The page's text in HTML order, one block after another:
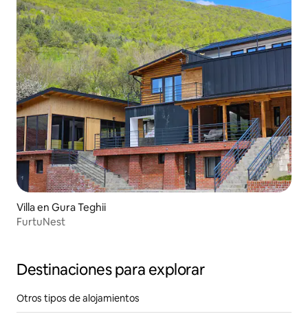
Villa en Gura Teghii
FurtuNest
Destinaciones para explorar
Otros tipos de alojamientos